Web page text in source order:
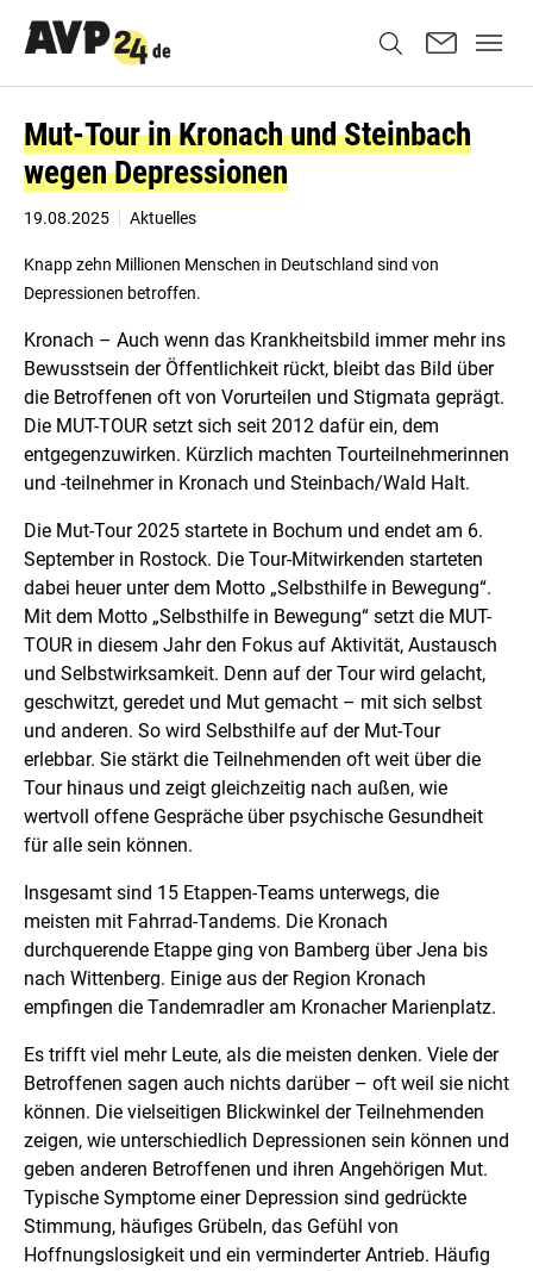
Mut-Tour in Kronach und Steinbach
wegen Depressionen
19.08.2025 Aktuelles
Knapp zehn Millionen Menschen in Deutschland sind von
Depressionen betroffen.
Kronach – Auch wenn das Krankheitsbild immer mehr ins
Bewusstsein der Öffentlichkeit rückt, bleibt das Bild über
die Betroffenen oft von Vorurteilen und Stigmata geprägt.
Die MUT-TOUR setzt sich seit 2012 dafür ein, dem
entgegenzuwirken. Kürzlich machten Tourteilnehmerinnen
und -teilnehmer in Kronach und Steinbach/Wald Halt.
Die Mut-Tour 2025 startete in Bochum und endet am 6.
September in Rostock. Die Tour-Mitwirkenden starteten
dabei heuer unter dem Motto „Selbsthilfe in Bewegung“.
Mit dem Motto „Selbsthilfe in Bewegung“ setzt die MUT-
TOUR in diesem Jahr den Fokus auf Aktivität, Austausch
und Selbstwirksamkeit. Denn auf der Tour wird gelacht,
geschwitzt, geredet und Mut gemacht – mit sich selbst
und anderen. So wird Selbsthilfe auf der Mut-Tour
erlebbar. Sie stärkt die Teilnehmenden oft weit über die
Tour hinaus und zeigt gleichzeitig nach außen, wie
wertvoll offene Gespräche über psychische Gesundheit
für alle sein können.
Insgesamt sind 15 Etappen-Teams unterwegs, die
meisten mit Fahrrad-Tandems. Die Kronach
durchquerende Etappe ging von Bamberg über Jena bis
nach Wittenberg. Einige aus der Region Kronach
empfingen die Tandemradler am Kronacher Marienplatz.
Es trifft viel mehr Leute, als die meisten denken. Viele der
Betroffenen sagen auch nichts darüber – oft weil sie nicht
können. Die vielseitigen Blickwinkel der Teilnehmenden
zeigen, wie unterschiedlich Depressionen sein können und
geben anderen Betroffenen und ihren Angehörigen Mut.
Typische Symptome einer Depression sind gedrückte
Stimmung, häufiges Grübeln, das Gefühl von
Hoffnungslosigkeit und ein verminderter Antrieb. Häufig